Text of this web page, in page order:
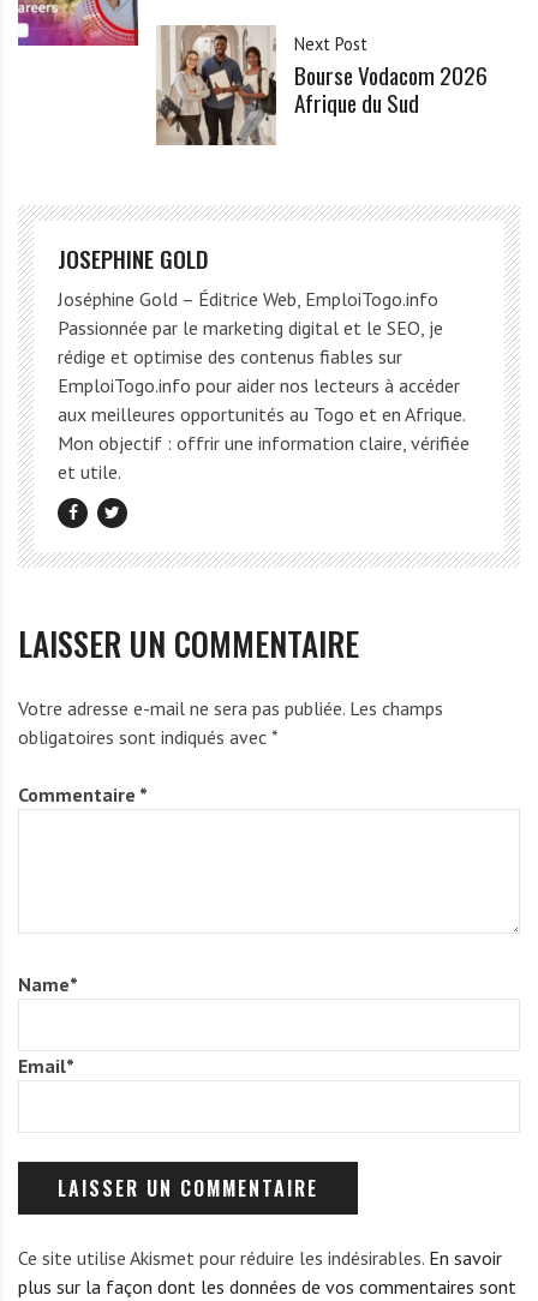
Next Post
Bourse Vodacom 2026
Afrique du Sud
JOSEPHINE GOLD
Joséphine Gold – Éditrice Web, EmploiTogo.info
Passionnée par le marketing digital et le SEO, je
rédige et optimise des contenus fiables sur
EmploiTogo.info pour aider nos lecteurs à accéder
aux meilleures opportunités au Togo et en Afrique.
Mon objectif : offrir une information claire, vérifiée
et utile.
LAISSER UN COMMENTAIRE
Votre adresse e-mail ne sera pas publiée. Les champs
obligatoires sont indiqués avec *
Commentaire *
Name*
Email*
Ce site utilise Akismet pour réduire les indésirables. En savoir
plus sur la façon dont les données de vos commentaires sont